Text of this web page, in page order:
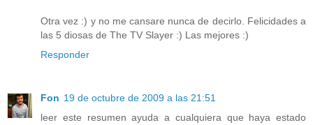
Otra vez :) y no me cansare nunca de decirlo. Felicidades a
las 5 diosas de The TV Slayer :) Las mejores :)
Responder
Fon 19 de octubre de 2009 a las 21:51
leer este resumen ayuda a cualquiera que haya estado